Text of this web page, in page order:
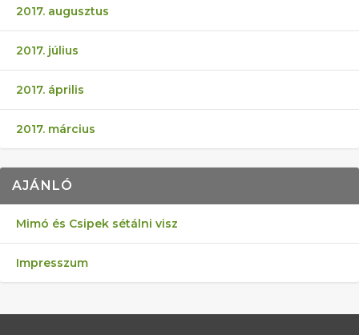
2017. augusztus
2017. július
2017. április
2017. március
AJÁNLÓ
Mimó és Csipek sétálni visz
Impresszum